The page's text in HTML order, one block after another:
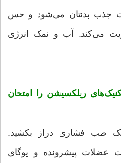
جذب بدنتان می‌شود و حس
می‌کند. آب و نمک انرژی
ریلکسیشن را امتحان
طب فشاری دراز بکشید.
عضلات پیشرونده و یوگای